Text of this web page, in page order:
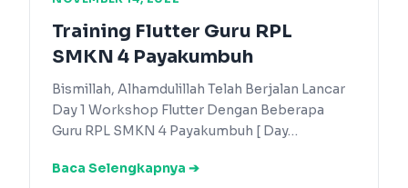
Training Flutter Guru RPL
SMKN 4 Payakumbuh
Bismillah, Alhamdulillah Telah Berjalan Lancar
Day 1 Workshop Flutter Dengan Beberapa
Guru RPL SMKN 4 Payakumbuh [ Day…
Baca Selengkapnya ➔